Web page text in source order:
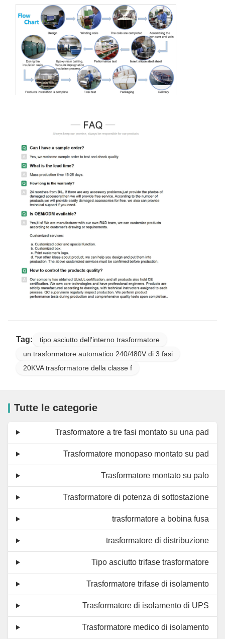
Tag:
tipo asciutto dell'interno trasformatore
un trasformatore automatico 240/480V di 3 fasi
20KVA trasformatore della classe f
Tutte le categorie
Trasformatore a tre fasi montato su una pad
Trasformatore monopaso montato su pad
Trasformatore montato su palo
Trasformatore di potenza di sottostazione
trasformatore a bobina fusa
trasformatore di distribuzione
Tipo asciutto trifase trasformatore
Trasformatore trifase di isolamento
Trasformatore di isolamento di UPS
Trasformatore medico di isolamento